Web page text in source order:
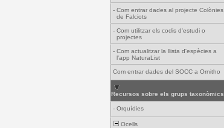
- Com entrar dades al projecte Colònies
de Falciots
- Com utilitzar els codis d'estudi o
projectes
- Com actualitzar la llista d'espècies a
l'app NaturaList
Com entrar dades del SOCC a Ornitho
Recursos sobre els grups taxonòmics
- Orquídies
Ocells